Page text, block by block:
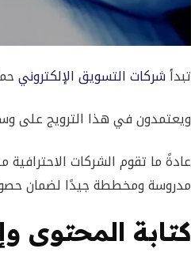
تبدأشركات التسويق الإلكتروني
ويعتمدون في هذا الترويج على
عادةً ما تقوم الشركات
مدروسة ومخططة جيدًا لضمان حصول
كتابة المحتوى